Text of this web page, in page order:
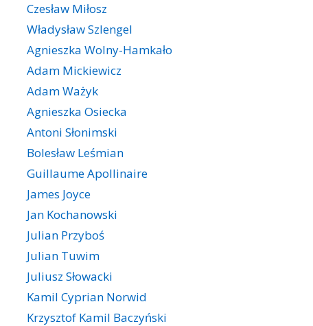
Czesław Miłosz
Władysław Szlengel
Agnieszka Wolny-Hamkało
Adam Mickiewicz
Adam Ważyk
Agnieszka Osiecka
Antoni Słonimski
Bolesław Leśmian
Guillaume Apollinaire
James Joyce
Jan Kochanowski
Julian Przyboś
Julian Tuwim
Juliusz Słowacki
Kamil Cyprian Norwid
Krzysztof Kamil Baczyński